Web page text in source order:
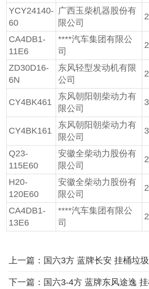
YCY24140-
60
广西玉柴机器股份有
限公司
CA4DB1-
11E6
****汽车集团有限公
司
ZD30D16-
6N
东风轻型发动机有限
公司
CY4BK461
东风朝阳朝柴动力有
限公司
CY4BK161
东风朝阳朝柴动力有
限公司
Q23-
115E60
安徽全柴动力股份有
限公司
H20-
120E60
安徽全柴动力股份有
限公司
CA4DB1-
13E6
****汽车集团有限公
司
上一篇：国六3方 蓝牌长安 挂桶垃
下一篇：国六3-4方 蓝牌东风途逸